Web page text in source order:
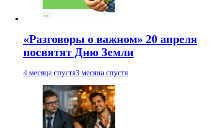
«Разговоры о важном» 20 апреля
посвятят Дню Земли
4 месяца спустя3 месяца спустя